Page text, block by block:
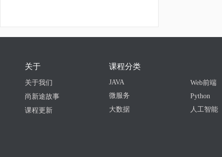
关于
关于我们
尚新途故事
课程更新
课程分类
JAVA
微服务
大数据
Web前端
Python
人工智能